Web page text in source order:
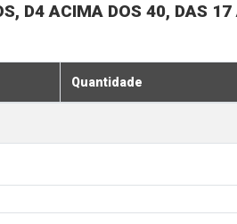
D4 ACIMA DOS 40, DAS
Quantidade